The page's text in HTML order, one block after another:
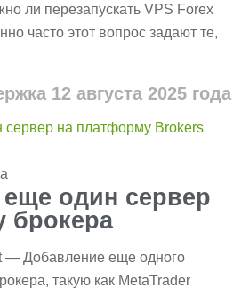
ли перезапускать VPS Forex
часто этот вопрос задают те,
12 августа 2025 года
один сервер
брокера
— Добавление еще одного
такую как MetaTrader